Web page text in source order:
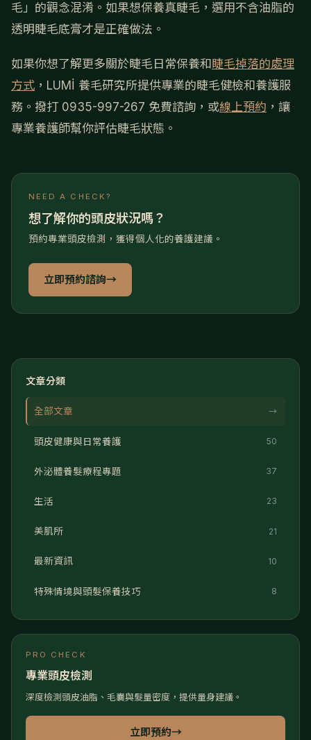
毛」的觀念混淆。如果想保養真睫毛，選用不含油脂的
透明睫毛底膏才是正確做法。
如果你想了解更多關於睫毛日常保養和睫毛掉落的處理
方式 ，LUMİ 養毛研究所提供專業的睫毛健檢和養護服
務。撥打 0935-997-267 免費諮詢，或線上預約 ，讓
專業養護師幫你評估睫毛狀態。
NEED A CHECK?
想了解你的頭皮狀況嗎？
預約專業頭皮檢測，獲得個人化的養護建議。
立即預約諮詢→
文章分類
全部文章 →
頭皮健康與日常養護 50
外泌體養髮療程專題 37
生活 23
美肌所 21
最新資訊 10
特殊情境與頭髮保養技巧 8
PRO CHECK
專業頭皮檢測
深度檢測頭皮油脂、毛囊與髮量密度，提供量身建議。
立即預約→